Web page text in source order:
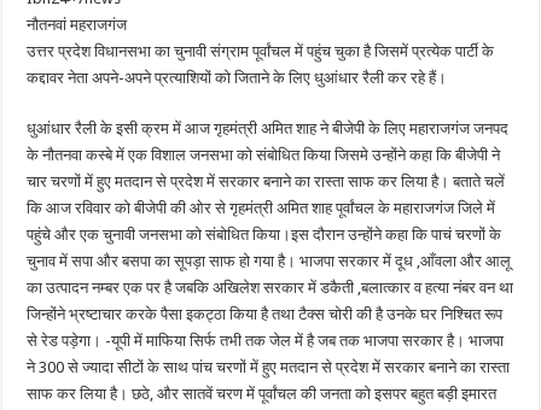
नौतनवां महराजगंज
उत्तर प्रदेश विधानसभा का चुनावी संग्राम पूर्वांचल में पहुंच चुका है जिसमें प्रत्येक पार्टी के
कद्दावर नेता अपने-अपने प्रत्याशियों को जिताने के लिए धुआंधार रैली कर रहे हैं।
धुआंधार रैली के इसी क्रम में आज गृहमंत्री अमित शाह ने बीजेपी के लिए महाराजगंज जनपद
के नौतनवा कस्बे में एक विशाल जनसभा को संबोधित किया जिसमे उन्होंने कहा कि बीजेपी ने
चार चरणों में हुए मतदान से प्रदेश में सरकार बनाने का रास्ता साफ कर लिया है। बताते चलें
कि आज रविवार को बीजेपी की ओर से गृहमंत्री अमित शाह पूर्वांचल के महाराजगंज जिले में
पहुंचे और एक चुनावी जनसभा को संबोधित किया।इस दौरान उन्होंने कहा कि पाचं चरणों के
चुनाव में सपा और बसपा का सूपड़ा साफ हो गया है। भाजपा सरकार में दूध ,आँवला और आलू
का उत्पादन नम्बर एक पर है जबकि अखिलेश सरकार में डकैती ,बलात्कार व हत्या नंबर वन था
जिन्होंने भ्रष्टाचार करके पैसा इकट्ठा किया है तथा टैक्स चोरी की है उनके घर निश्चित रूप
से रेड पड़ेगा। -यूपी में माफिया सिर्फ तभी तक जेल में है जब तक भाजपा सरकार है। भाजपा
ने 300 से ज्यादा सीटों के साथ पांच चरणों में हुए मतदान से प्रदेश में सरकार बनाने का रास्ता
साफ कर लिया है। छठे, और सातवें चरण में पूर्वांचल की जनता को इसपर बहुत बड़ी इमारत